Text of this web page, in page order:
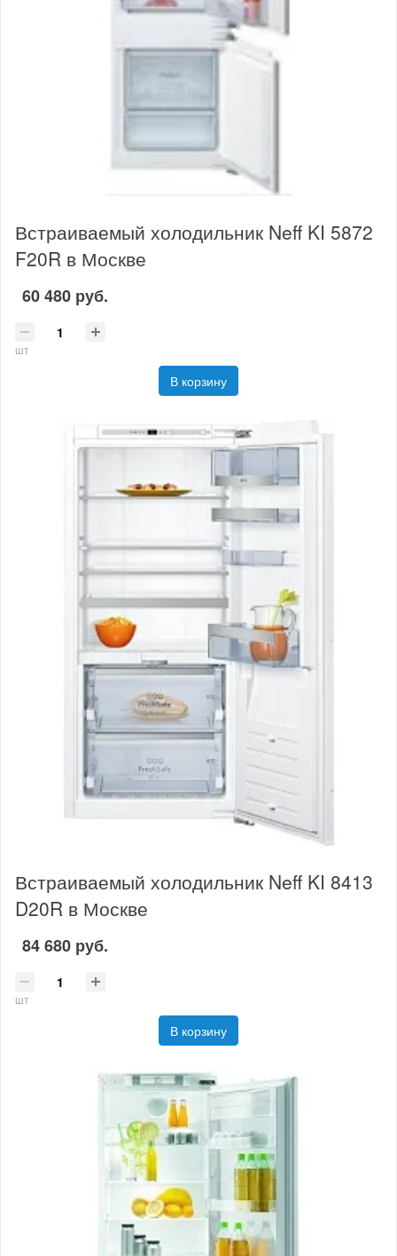
Встраиваемый холодильник Neff KI 5872
F20R в Москве
60 480 руб.
шт
В корзину
Встраиваемый холодильник Neff KI 8413
D20R в Москве
84 680 руб.
шт
В корзину